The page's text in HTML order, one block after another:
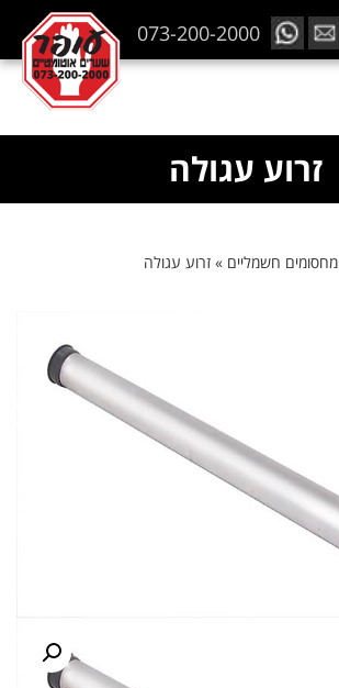
073-200-2000
זרוע עגולה
מחסומים חשמליים » זרוע עגולה